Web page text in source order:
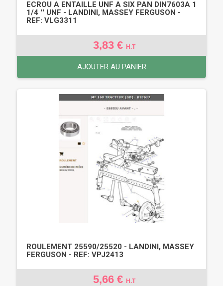
ECROU A ENTAILLE UNF A SIX PAN DIN7603A 1
1/4 '' UNF - LANDINI, MASSEY FERGUSON -
REF: VLG3311
3,83 € H.T
AJOUTER AU PANIER
ROULEMENT 25590/25520 - LANDINI, MASSEY
FERGUSON - REF: VPJ2413
5,66 € H.T